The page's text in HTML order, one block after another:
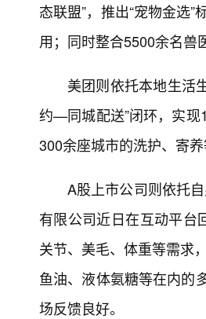
态联盟”，推出“宠物金选
用；同时整合5500余名兽
美团则依托本地生
约—同城配送”闭环，实现
300余座城市的洗护、寄
A股上市公司则依托
有限公司近日在互动平台
关节、美毛、体重等需求
鱼油、液体氨糖等在内的
场反馈良好。